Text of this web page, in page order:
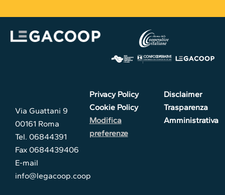
Via Guattani 9
00161 Roma
Tel. 06844391
Fax 0684439406
E-mail
info@legacoop.coop
Privacy Policy
Cookie Policy
Modifica
preferenze
Disclaimer
Trasparenza
Amministrativa